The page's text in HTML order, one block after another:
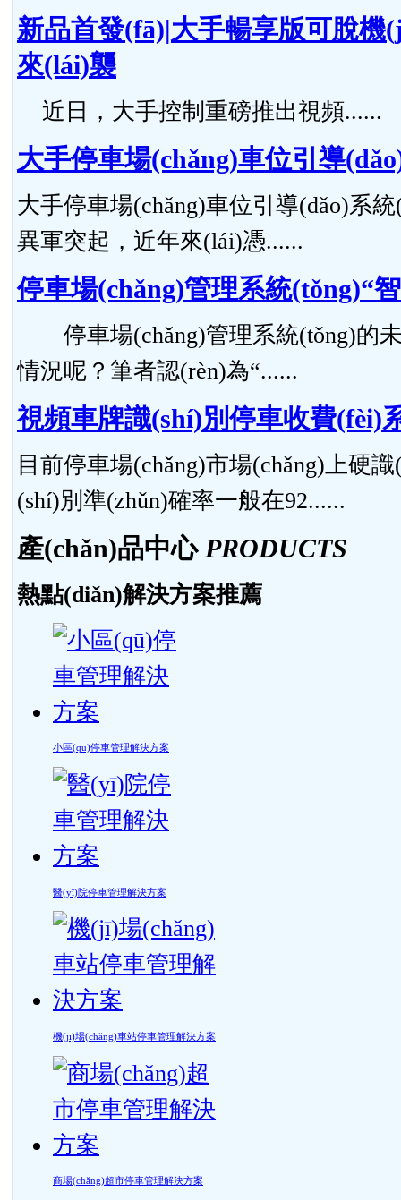
新品首發(fā)|大手暢享版可脫
來(lái)襲
近日，大手控制重磅推出視頻......
大手停車場(chǎng)車位引導
大手停車場(chǎng)車位引導(dǎo)系
異軍突起，近年來(lái)憑......
停車場(chǎng)管理系統(tǒng)“
停車場(chǎng)管理系統(tǒng)的
情況呢？筆者認(rèn)為“......
視頻車牌識(shí)別停車收費(fèi)
目前停車場(chǎng)市場(chǎng)上硬
(shí)別準(zhǔn)確率一般在92......
產(chǎn)品中心 PRODUCTS
熱點(diǎn)解決方案推薦
小區(qū)停車管理解決方案
醫(yī)院停車管理解決方案
機(jī)場(chǎng)車站停車管理解決方案
商場(chǎng)超市停車管理解決方案